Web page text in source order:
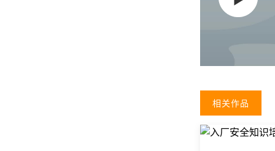
相关作品